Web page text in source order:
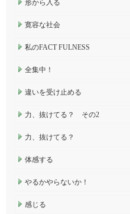
形から入る
寛容な社会
私のFACT FULNESS
全集中！
違いを受け止める
力、抜けてる？ その2
力、抜けてる？
体感する
やるかやらないか！
感じる